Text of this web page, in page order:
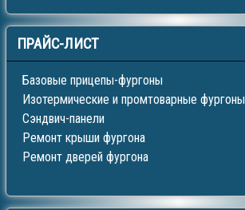
ПРАЙС-ЛИСТ
Базовые прицепы-фургоны
Изотермические и промтоварные фургоны
Сэндвич-панели
Ремонт крыши фургона
Ремонт дверей фургона